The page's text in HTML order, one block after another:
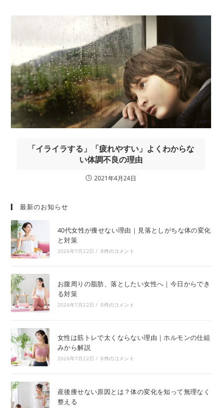
「イライラする」「疲れやすい」よくわからな
い体調不良の理由
2021年4月24日
最新のお知らせ
40代女性が痩せない理由｜見落としがちな体の変化
と対策
2026年7月22日 / 0件のコメント
お腹周りの脂肪、落としたい女性へ｜今日からでき
る対策
2026年7月22日 / 0件のコメント
女性は筋トレで太くならない理由｜ホルモンの仕組
みから解説
2026年7月22日 / 0件のコメント
産後痩せない原因とは？体の変化を知って無理なく
整える